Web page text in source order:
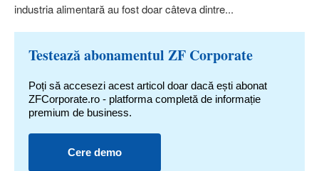
industria alimen­tară au fost doar câteva dintre...
Testează abonamentul ZF Corporate
Poți să accesezi acest articol doar dacă ești abonat
ZFCorporate.ro - platforma completă de informație
premium de business.
Cere demo